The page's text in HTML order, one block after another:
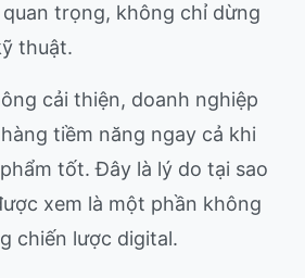
trọng, không chỉ dừng
thuật.
cải thiện, doanh nghiệp
tiềm năng ngay cả khi
tốt. Đây là lý do tại sao
xem là một phần không
chiến lược digital.